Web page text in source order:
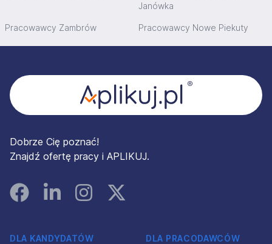
Janówka
Pracowawcy Zambrów Pracowawcy Nowe Piekuty
Dobrze Cię poznać!
Znajdź ofertę pracy i APLIKUJ.
FacebookLinked InInstagramInstagram
DLA KANDYDATÓW DLA PRACODAWCÓW